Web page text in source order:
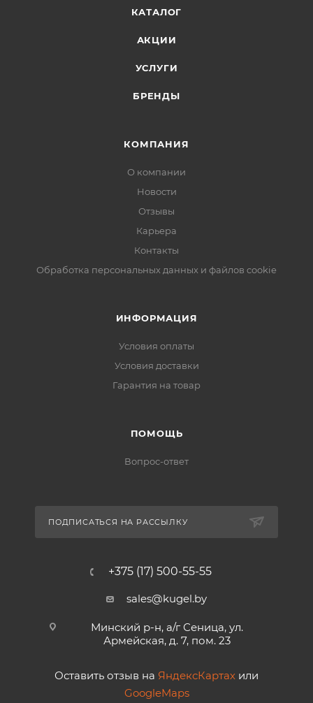
КАТАЛОГ
АКЦИИ
УСЛУГИ
БРЕНДЫ
КОМПАНИЯ
О компании
Новости
Отзывы
Карьера
Контакты
Обработка персональных данных и файлов cookie
ИНФОРМАЦИЯ
Условия оплаты
Условия доставки
Гарантия на товар
ПОМОЩЬ
Вопрос-ответ
ПОДПИСАТЬСЯ НА РАССЫЛКУ
+375 (17) 500-55-55
sales@kugel.by
Минский р-н, а/г Сеница, ул.
Армейская, д. 7, пом. 23
Оставить отзыв на ЯндексКартах или
GoogleMaps